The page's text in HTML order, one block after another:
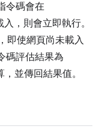
令碼會在
，則會立即執行。
即使網頁尚未載入
碼評估結果為
並傳回結果值。